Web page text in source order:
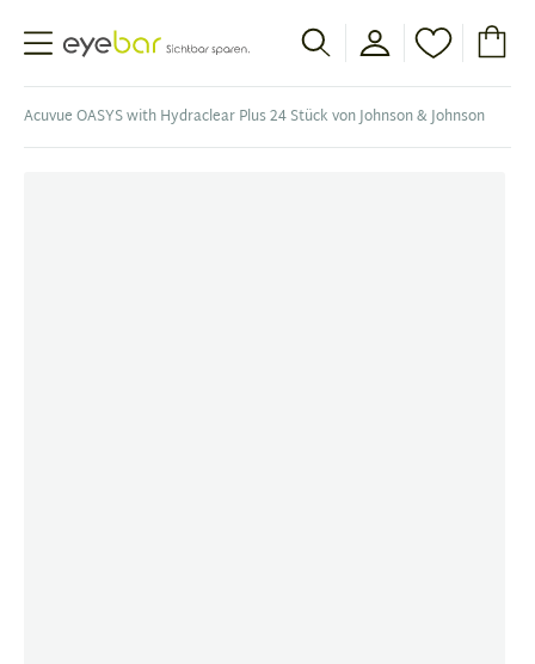
Abele Optic
Acuvue OASYS with Hydraclear Plus 24 Stück von Johnson & Johnson